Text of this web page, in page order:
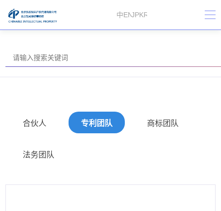
中ENJPKR
合伙人 专利团队 商标团队
法务团队